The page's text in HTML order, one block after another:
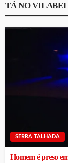
TÁ NO
SERRA TALHADA
Homem é preso